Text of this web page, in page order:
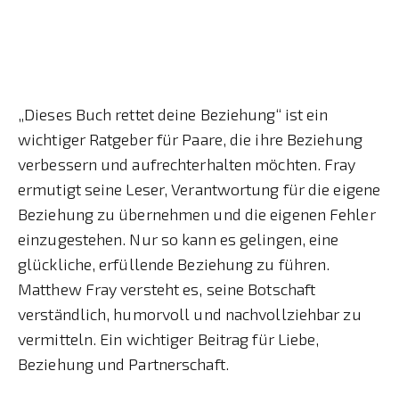
„Dieses Buch rettet deine Beziehung“ ist ein
wichtiger Ratgeber für Paare, die ihre Beziehung
verbessern und aufrechterhalten möchten. Fray
ermutigt seine Leser, Verantwortung für die eigene
Beziehung zu übernehmen und die eigenen Fehler
einzugestehen. Nur so kann es gelingen, eine
glückliche, erfüllende Beziehung zu führen.
Matthew Fray versteht es, seine Botschaft
verständlich, humorvoll und nachvollziehbar zu
vermitteln. Ein wichtiger Beitrag für Liebe,
Beziehung und Partnerschaft.